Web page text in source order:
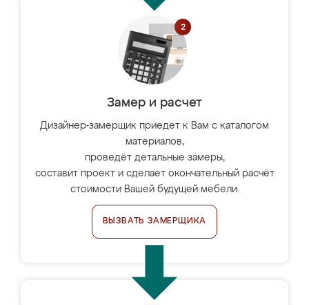
Замер и расчет
Дизайнер-замерщик приедет к Вам с каталогом
материалов,
проведёт детальные замеры,
составит проект и сделает окончательный расчёт
стоимости Вашей будущей мебели.
ВЫЗВАТЬ ЗАМЕРЩИКА